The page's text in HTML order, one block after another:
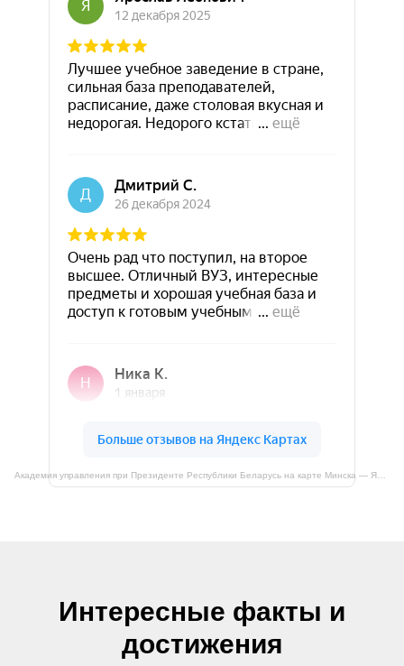
Интересные факты и
достижения